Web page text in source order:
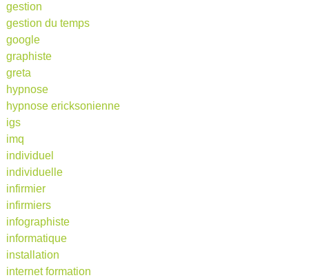
gestion
gestion du temps
google
graphiste
greta
hypnose
hypnose ericksonienne
igs
imq
individuel
individuelle
infirmier
infirmiers
infographiste
informatique
installation
internet formation